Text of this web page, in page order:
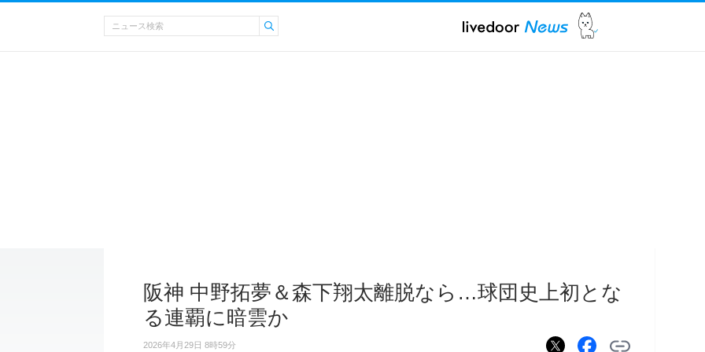
阪神 中野拓夢＆森下翔太離脱なら…球団史上初とな
る連覇に暗雲か
2026年4月29日 8時59分